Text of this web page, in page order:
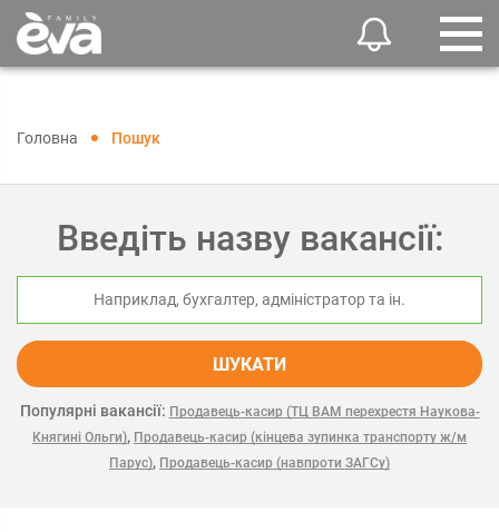
Головна Пошук
Введіть назву вакансії:
ШУКАТИ
Популярні вакансії: Продавець-касир (ТЦ ВАМ перехрестя Наукова-
Княгині Ольги), Продавець-касир (кінцева зупинка транспорту ж/м
Парус), Продавець-касир (навпроти ЗАГСу)